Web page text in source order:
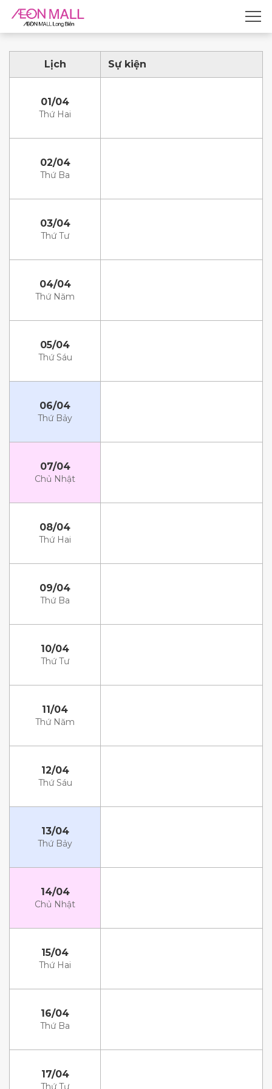
Lịch Sự kiện
01/04
Thứ Hai
02/04
Thứ Ba
03/04
Thứ Tư
04/04
Thứ Năm
05/04
Thứ Sáu
06/04
Thứ Bảy
07/04
Chủ Nhật
08/04
Thứ Hai
09/04
Thứ Ba
10/04
Thứ Tư
11/04
Thứ Năm
12/04
Thứ Sáu
13/04
Thứ Bảy
14/04
Chủ Nhật
15/04
Thứ Hai
16/04
Thứ Ba
17/04
Thứ Tư